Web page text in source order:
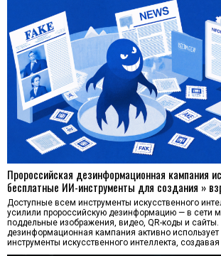
Пророссийская дезинформационная кампания
бесплатные ИИ-инструменты для создания »
Доступные всем инструменты искусственного
усилили пророссийскую дезинформацию — в сети
поддельные изображения, видео, QR-коды и сайты.
дезинформационная кампания активно использует
инструменты искусственного интеллекта,